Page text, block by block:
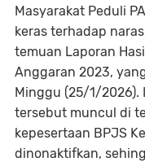
Masyarakat Peduli
keras terhadap
temuan Laporan
Anggaran 2023,
Minggu (25/1/2026).
tersebut muncul di
kepesertaan BPJS
dinonaktifkan,